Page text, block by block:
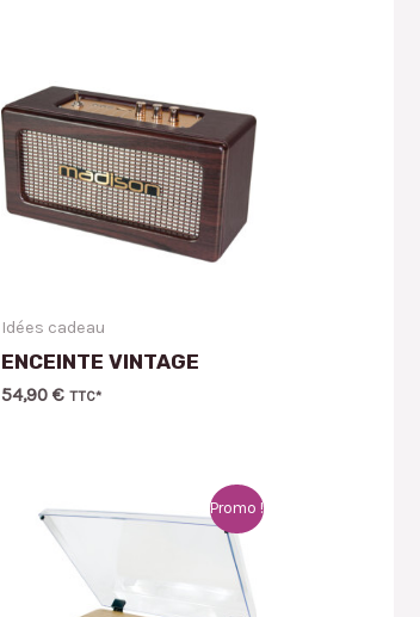
Idées cadeau
ENCEINTE VINTAGE
54,90 € TTC*
Promo !